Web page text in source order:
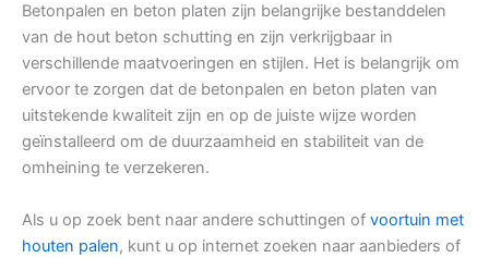
Betonpalen en beton platen zijn belangrijke bestanddelen
van de hout beton schutting en zijn verkrijgbaar in
verschillende maatvoeringen en stijlen. Het is belangrijk om
ervoor te zorgen dat de betonpalen en beton platen van
uitstekende kwaliteit zijn en op de juiste wijze worden
geïnstalleerd om de duurzaamheid en stabiliteit van de
omheining te verzekeren.
Als u op zoek bent naar andere schuttingen of voortuin met
houten palen, kunt u op internet zoeken naar aanbieders of